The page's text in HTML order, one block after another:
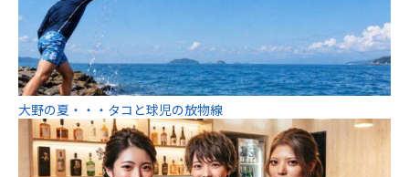
大野の夏・・・タコと球児の放物線